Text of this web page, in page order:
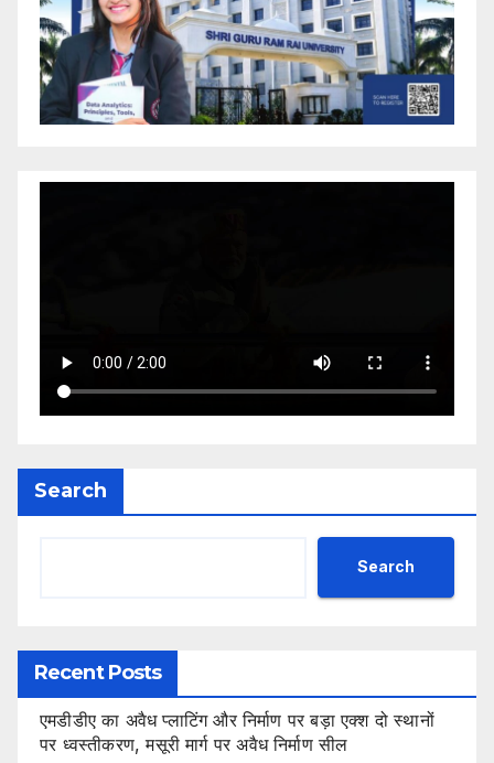
Search
Search
Recent Posts
एमडीडीए का अवैध प्लाटिंग और निर्माण पर बड़ा एक्श दो स्थानों
पर ध्वस्तीकरण, मसूरी मार्ग पर अवैध निर्माण सील